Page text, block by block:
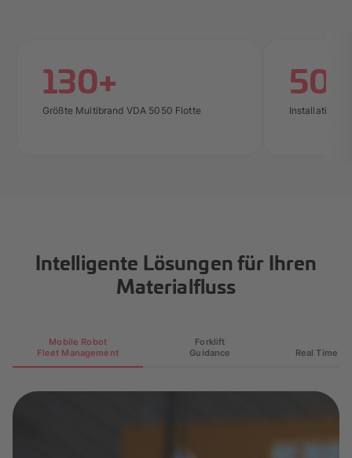
130+
Größte Multibrand VDA 5050 Flotte
50+
Intelligente Lösungen für Ihren
Materialfluss
Mobile Robot
Fleet Management
Forklift
Guidance
Real Time